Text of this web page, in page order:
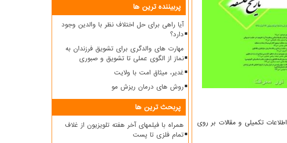
اعتقاد به جهان واپسین در ایران قبل از تاریخ (تحلیلی فلسفی بر طبق شواهد باستان شناختی)/ آتوسا مؤمنی/ ص۱۶۳ اطلاعات تكمیلی و مقالات بر روی
پربیننده ترین ها
آیا راهی برای حل اختلاف نظر با والدین وجود
دارد؟
مهارت های والدگری برای تشویق فرزندان به
نماز از الگوی عملی تا تشویق و صبوری
غدیر، میثاق امت با ولایت
روش های درمان ریزش مو
پربحث ترین ها
همراه با فیلمهای آخر هفته تلویزیون از غلاف
تمام فلزی تا پست